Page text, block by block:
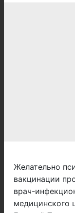
Желательно
вакцинации
врач-
медицинского